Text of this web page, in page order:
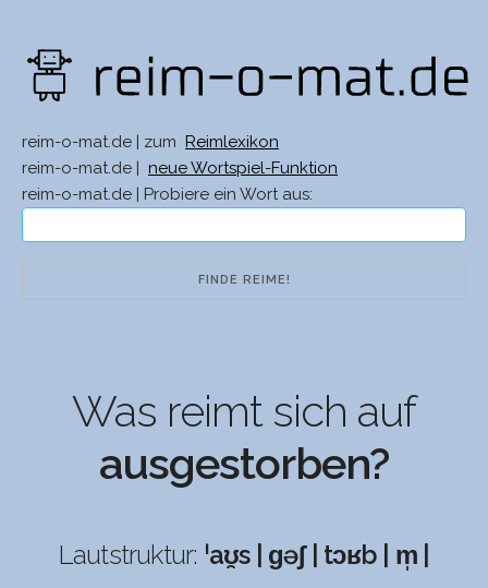
reim-o-mat.de | zum
Reimlexikon
reim-o-mat.de |
neue Wortspiel-Funktion
reim-o-mat.de | Probiere ein Wort aus:
Was reimt sich auf
ausgestorben?
Lautstruktur: ˈaʊ̯s | ɡəʃ | tɔʁb | m̩ |